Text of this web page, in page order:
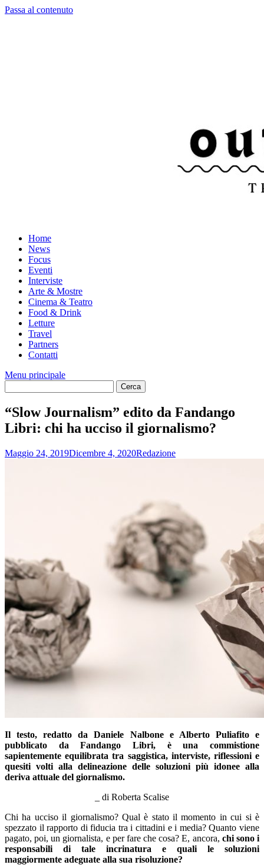
Passa al contenuto
Home
News
Focus
Eventi
Interviste
Arte & Mostre
Cinema & Teatro
Food & Drink
Letture
Travel
Partners
Contatti
Menu principale
“Slow Journalism” edito da Fandango
Libri: chi ha ucciso il giornalismo?
Maggio 24, 2019Dicembre 4, 2020Redazione
Il testo, redatto da Daniele Nalbone e Alberto Puliafito e
pubblicato da Fandango Libri, è una commistione
sapientemente equilibrata tra saggistica, interviste, riflessioni e
quesiti volti alla delineazione delle soluzioni più idonee alla
deriva attuale del giornalismo.
_ di Roberta Scalise
Chi ha ucciso il giornalismo? Qual è stato il momento in cui si è
spezzato il rapporto di fiducia tra i cittadini e i media? Quanto viene
pagato, poi, un giornalista, e per fare che cosa? E, ancora, chi sono i
responsabili di tale incrinatura e quali le soluzioni
maggiormente adeguate alla sua risoluzione?